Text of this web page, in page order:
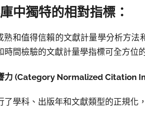
中獨特的相對指標：
和值得信賴的文獻計量學分析方
時間檢驗的文獻計量學指標可全方位
力 (Category Normalized Citation
了學科、出版年和文獻類型的正規化